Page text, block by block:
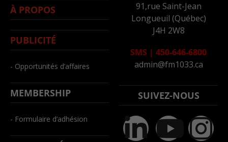
À PROPOS
PUBLICITÉ
- Opportunités d’affaires
MEMBERSHIP
- Formulaire d’adhésion
91,rue Saint-Jean
Longueuil (Québec)
J4H 2W8
SMS | 450-646-6800
admin@fm1033.ca
SUIVEZ-NOUS